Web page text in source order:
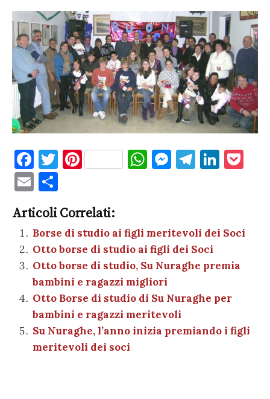
F
a
c
e
b
o
o
k
T
te
r
Pi
es
t
W
A
p
p
M
g
er
T
a
m
Li
dI et
E
m
ai
l
n
di
vi
di
Articoli Correlati:
Borse di studio ai figli meritevoli dei Soci
Otto borse di studio ai figli dei Soci
Otto borse di studio, Su Nuraghe premia
bambini e ragazzi migliori
Otto Borse di studio di Su Nuraghe per
bambini e ragazzi meritevoli
Su Nuraghe, l’anno inizia premiando i figli
meritevoli dei soci